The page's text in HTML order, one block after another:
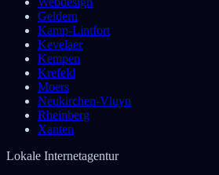
Geldern
Kamp-Lintfort
Kevelaer
Kempen
Krefeld
Moers
Neukirchen-Vluyn
Rheinberg
Xanten
Lokale Internetagentur